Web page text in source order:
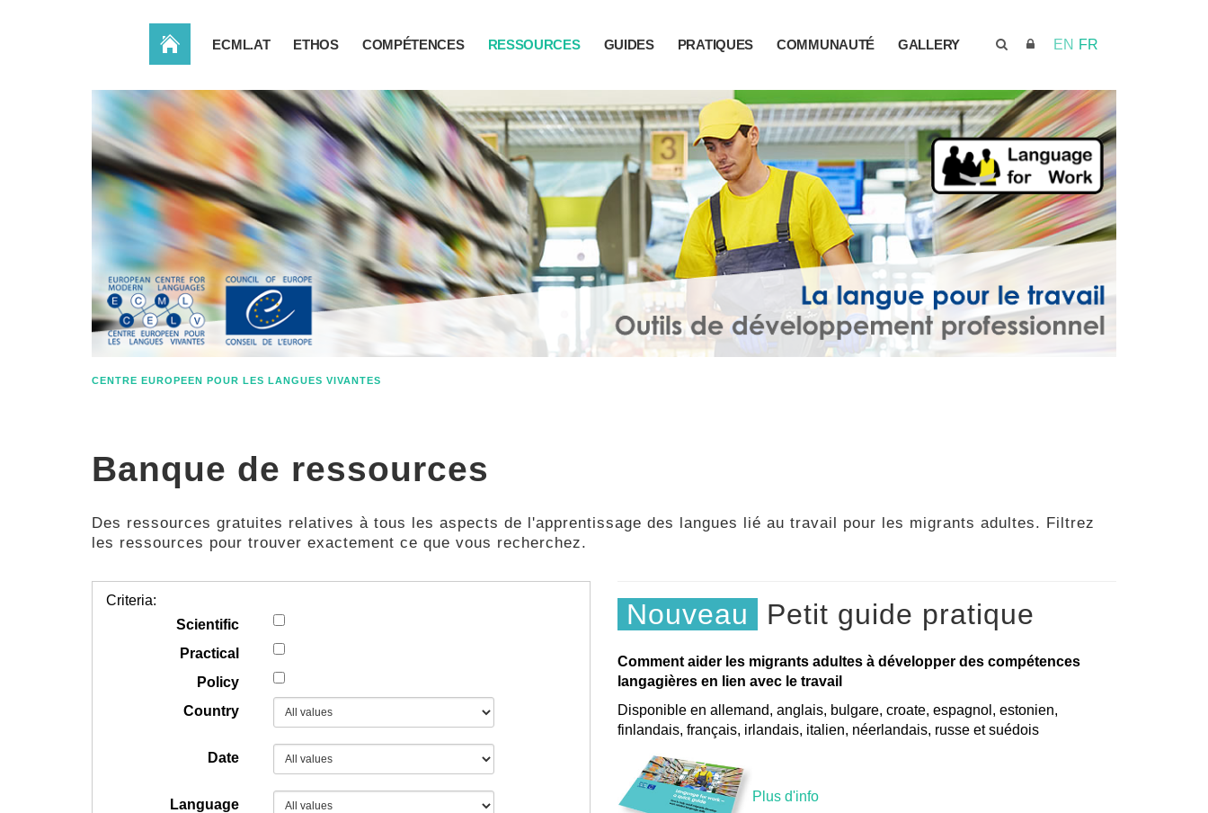
EN FR
ACCUEIL ECML.AT ETHOS COMPÉTENCES RESSOURCES GUIDES PRATIQUES COMMUNAUTÉ GALLERY
CENTRE EUROPEEN POUR LES LANGUES VIVANTES
Banque de ressources
Des ressources gratuites relatives à tous les aspects de l'apprentissage des langues lié au travail pour les migrants adultes. Filtrez
les ressources pour trouver exactement ce que vous recherchez.
Criteria:
Scientific
Practical
Policy
Country
Date
Language
Nouveau Petit guide pratique
Comment aider les migrants adultes à développer des compétences
langagières en lien avec le travail
Disponible en allemand, anglais, bulgare, croate, espagnol, estonien,
finlandais, français, irlandais, italien, néerlandais, russe et suédois
Plus d'info